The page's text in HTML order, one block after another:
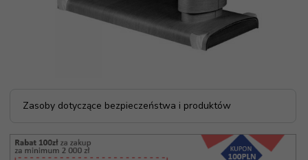
Zasoby dotyczące bezpieczeństwa i produktów